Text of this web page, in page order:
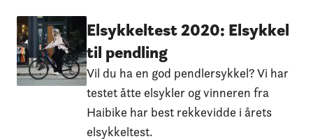
Elsykkeltest 2020: Elsykkel
til pendling
Vil du ha en god pendlersykkel? Vi har
testet åtte elsykler og vinneren fra
Haibike har best rekkevidde i årets
elsykkeltest.